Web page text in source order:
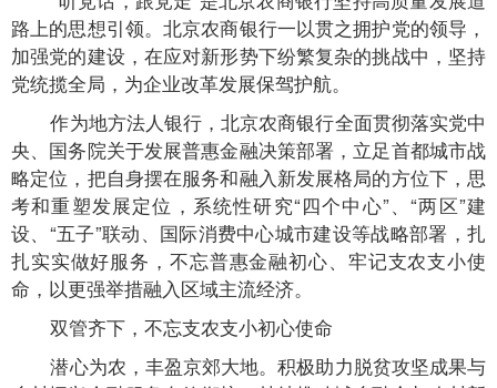
路上的思想引领。北京农商银行一以贯之拥护党的领导，
加强党的建设，在应对新形势下纷繁复杂的挑战中，坚持
党统揽全局，为企业改革发展保驾护航。
作为地方法人银行，北京农商银行全面贯彻落实党中
央、国务院关于发展普惠金融决策部署，立足首都城市战
略定位，把自身摆在服务和融入新发展格局的方位下，思
考和重塑发展定位，系统性研究“四个中心”、“两区”建
设、“五子”联动、国际消费中心城市建设等战略部署，扎
扎实实做好服务，不忘普惠金融初心、牢记支农支小使
命，以更强举措融入区域主流经济。
双管齐下，不忘支农支小初心使命
潜心为农，丰盈京郊大地。积极助力脱贫攻坚成果与